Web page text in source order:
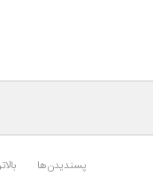
پسندیدن‌ها